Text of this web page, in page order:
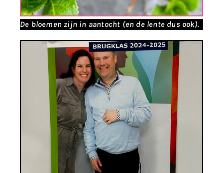
De bloemen zijn in aantocht (en de lente dus ook).